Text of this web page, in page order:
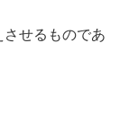
せるものであ